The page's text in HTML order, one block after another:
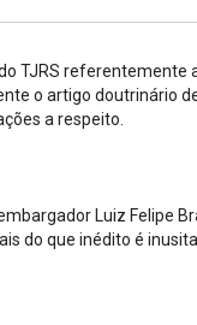
TJRS referentemente
o artigo doutrinário
a respeito.
Luiz Felipe
do que inédito é